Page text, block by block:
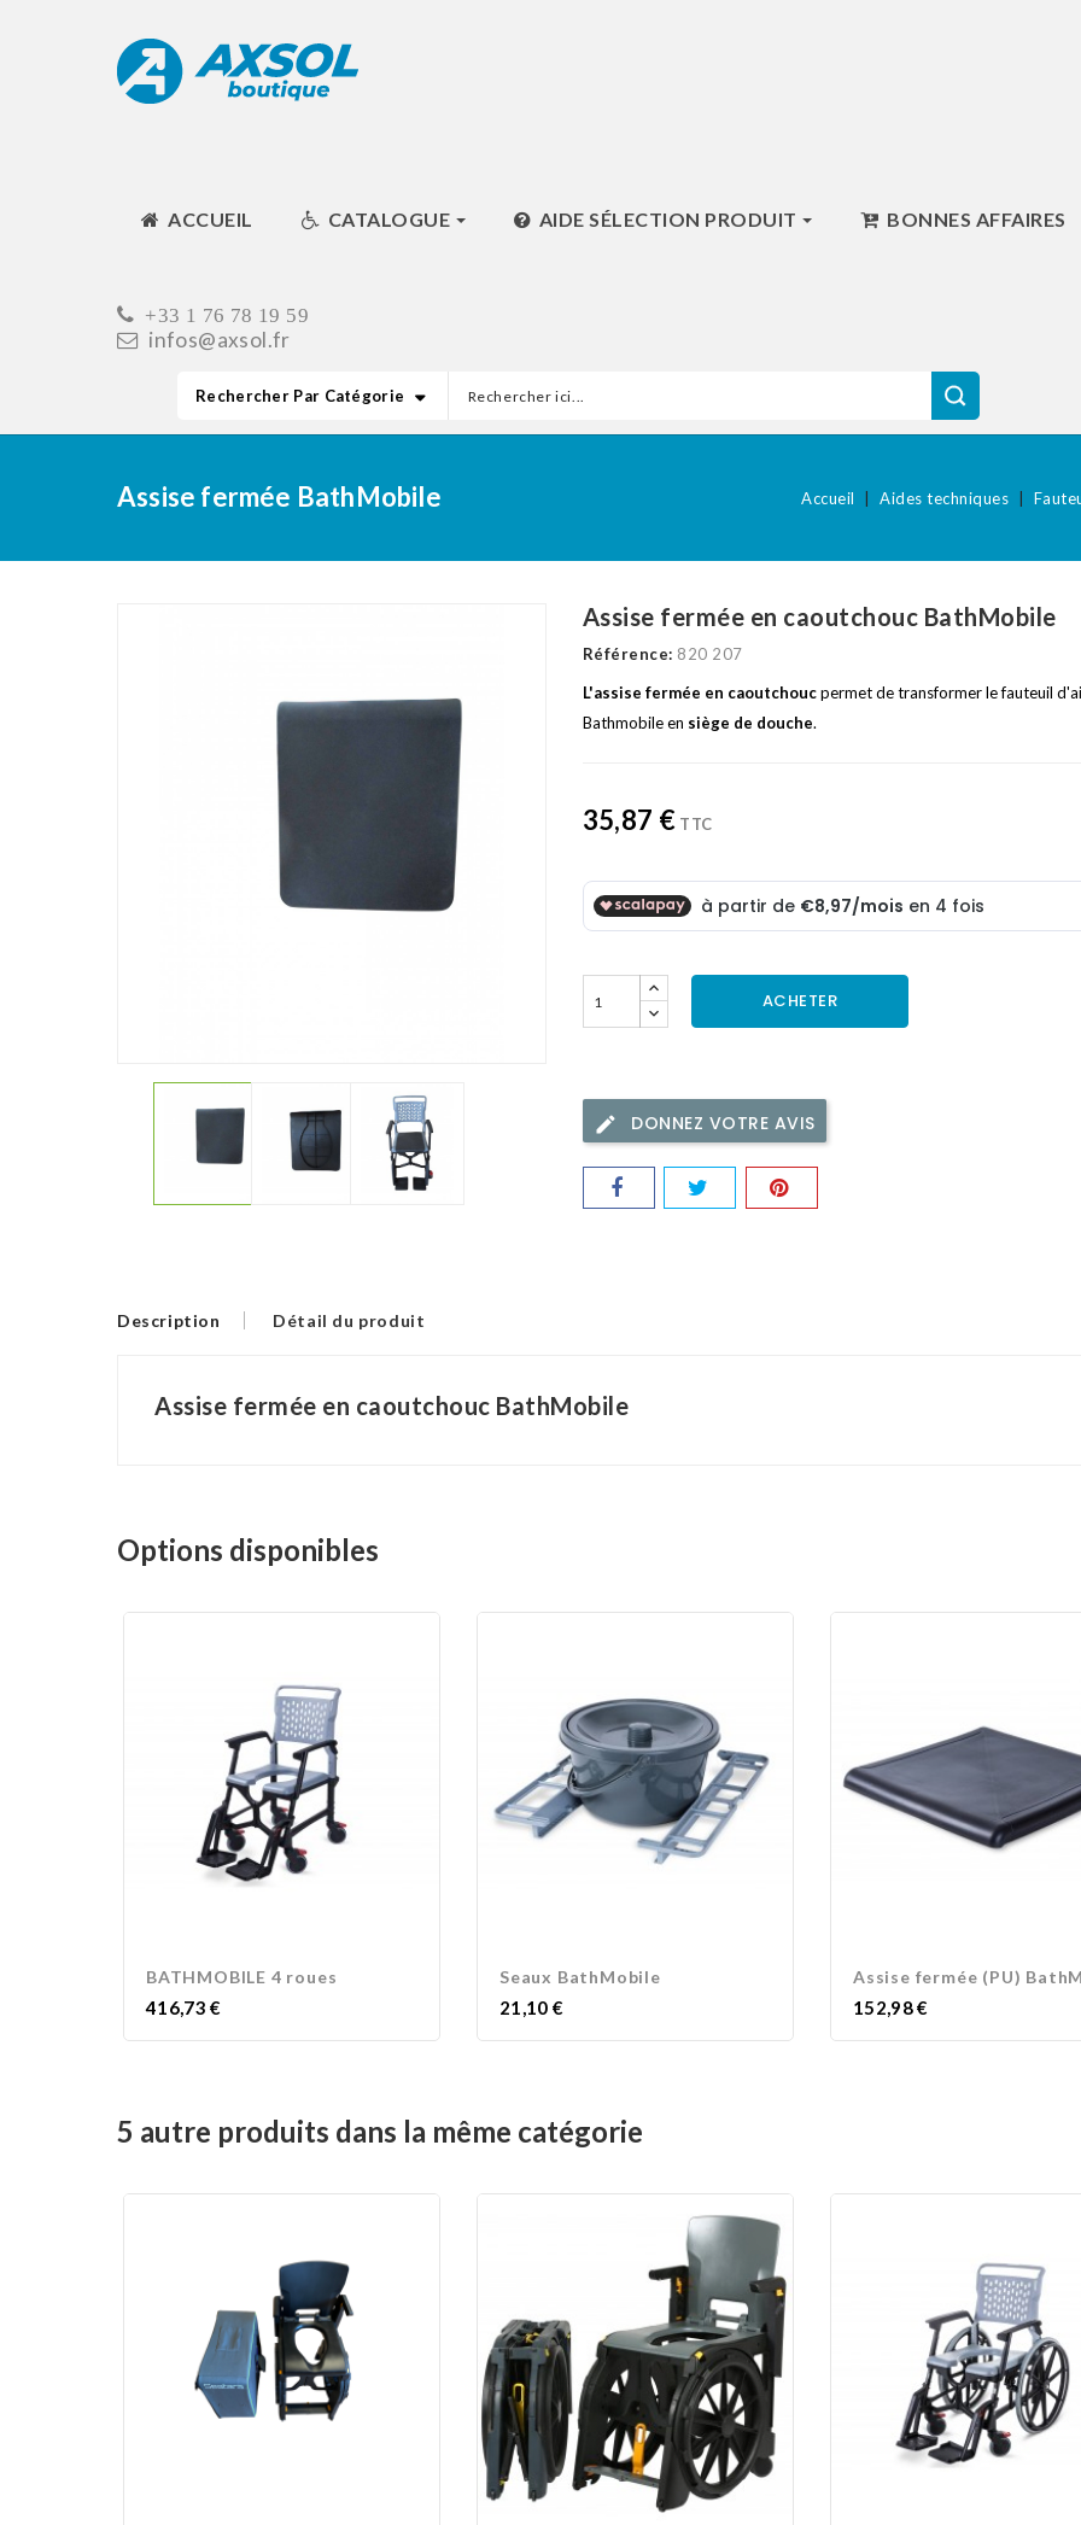
ACCUEIL CATALOGUE AIDE SÉLECTION PRODUIT BONNES AFFAIRES
+33 1 76 78 19 59
infos@axsol.fr
Rechercher Par Catégorie
Assise fermée BathMobile Accueil Aides techniques
Assise fermée en caoutchouc BathMobile
Référence: 820 207
L'assise fermée en caoutchoucpermet de transformer le fauteuil
Bathmobile en siège de douche.
35,87 € TTC
ACHETER
DONNEZ VOTRE AVIS
Description Détail du produit
Assise fermée en caoutchouc BathMobile
Options disponibles
BATHMOBILE 4 roues
Prix
416,73 €
Seaux BathMobile
Prix
21,10 € Prix
152,98 €
5 autre produits dans la même catégorie